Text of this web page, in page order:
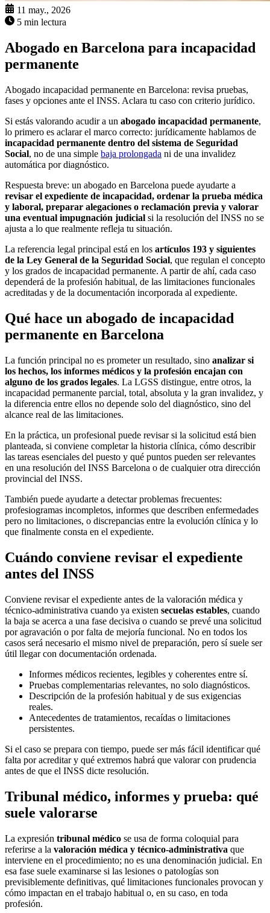
11 may., 2026
5 min lectura
Abogado en Barcelona para incapacidad
permanente
Abogado incapacidad permanente en Barcelona: revisa pruebas,
fases y opciones ante el INSS. Aclara tu caso con criterio jurídico.
Si estás valorando acudir a un abogado incapacidad permanente,
lo primero es aclarar el marco correcto: jurídicamente hablamos de
incapacidad permanente dentro del sistema de Seguridad
Social, no de una simple baja prolongada ni de una invalidez
automática por diagnóstico.
Respuesta breve: un abogado en Barcelona puede ayudarte a
revisar el expediente de incapacidad, ordenar la prueba médica
y laboral, preparar alegaciones o reclamación previa y valorar
una eventual impugnación judicial si la resolución del INSS no se
ajusta a lo que realmente refleja tu situación.
La referencia legal principal está en los artículos 193 y siguientes
de la Ley General de la Seguridad Social, que regulan el concepto
y los grados de incapacidad permanente. A partir de ahí, cada caso
dependerá de la profesión habitual, de las limitaciones funcionales
acreditadas y de la documentación incorporada al expediente.
Qué hace un abogado de incapacidad
permanente en Barcelona
La función principal no es prometer un resultado, sino analizar si
los hechos, los informes médicos y la profesión encajan con
alguno de los grados legales. La LGSS distingue, entre otros, la
incapacidad permanente parcial, total, absoluta y la gran invalidez, y
la diferencia entre ellos no depende solo del diagnóstico, sino del
alcance real de las limitaciones.
En la práctica, un profesional puede revisar si la solicitud está bien
planteada, si conviene completar la historia clínica, cómo describir
las tareas esenciales del puesto y qué puntos pueden ser relevantes
en una resolución del INSS Barcelona o de cualquier otra dirección
provincial del INSS.
También puede ayudarte a detectar problemas frecuentes:
profesiogramas incompletos, informes que describen enfermedades
pero no limitaciones, o discrepancias entre la evolución clínica y lo
que finalmente consta en el expediente.
Cuándo conviene revisar el expediente
antes del INSS
Conviene revisar el expediente antes de la valoración médica y
técnico-administrativa cuando ya existen secuelas estables, cuando
la baja se acerca a una fase decisiva o cuando se prevé una solicitud
por agravación o por falta de mejoría funcional. No en todos los
casos será necesario el mismo nivel de preparación, pero sí suele ser
útil llegar con documentación ordenada.
Informes médicos recientes, legibles y coherentes entre sí.
Pruebas complementarias relevantes, no solo diagnósticos.
Descripción de la profesión habitual y de sus exigencias
reales.
Antecedentes de tratamientos, recaídas o limitaciones
persistentes.
Si el caso se prepara con tiempo, puede ser más fácil identificar qué
falta por acreditar y qué extremos habrá que valorar con prudencia
antes de que el INSS dicte resolución.
Tribunal médico, informes y prueba: qué
suele valorarse
La expresión tribunal médico se usa de forma coloquial para
referirse a la valoración médica y técnico-administrativa que
interviene en el procedimiento; no es una denominación judicial. En
esa fase suele examinarse si las lesiones o patologías son
previsiblemente definitivas, qué limitaciones funcionales provocan y
cómo impactan en el trabajo habitual o, en su caso, en toda
profesión.